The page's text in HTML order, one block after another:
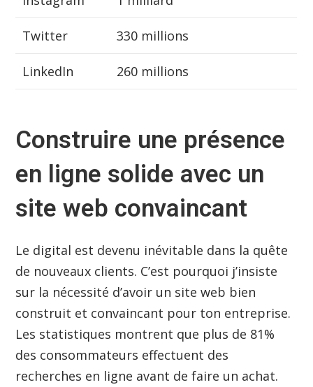
Twitter 330 millions
LinkedIn 260 millions
Construire une présence
en ligne solide avec un
site web convaincant
Le digital est devenu inévitable dans la quête
de nouveaux clients. C’est pourquoi j’insiste
sur la nécessité d’avoir un site web bien
construit et convaincant pour ton entreprise.
Les statistiques montrent que plus de 81%
des consommateurs effectuent des
recherches en ligne avant de faire un achat.